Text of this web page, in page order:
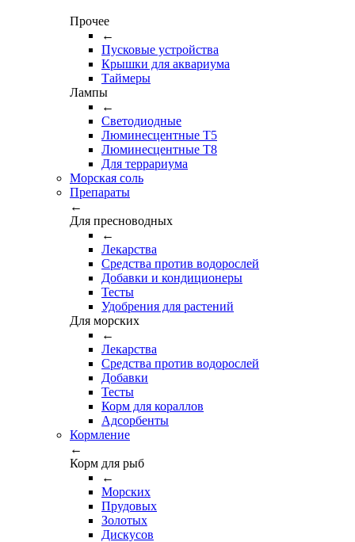
Прочее
←
Пусковые устройства
Крышки для аквариума
Таймеры
Лампы
←
Светодиодные
Люминесцентные Т5
Люминесцентные Т8
Для террариума
Морская соль
Препараты
←
Для пресноводных
←
Лекарства
Средства против водорослей
Добавки и кондиционеры
Тесты
Удобрения для растений
Для морских
←
Лекарства
Средства против водорослей
Добавки
Тесты
Корм для кораллов
Адсорбенты
Кормление
←
Корм для рыб
←
Морских
Прудовых
Золотых
Дискусов